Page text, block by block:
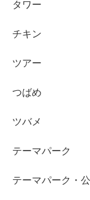
タワー
チキン
ツアー
つばめ
ツバメ
テーマパーク
テーマパーク・